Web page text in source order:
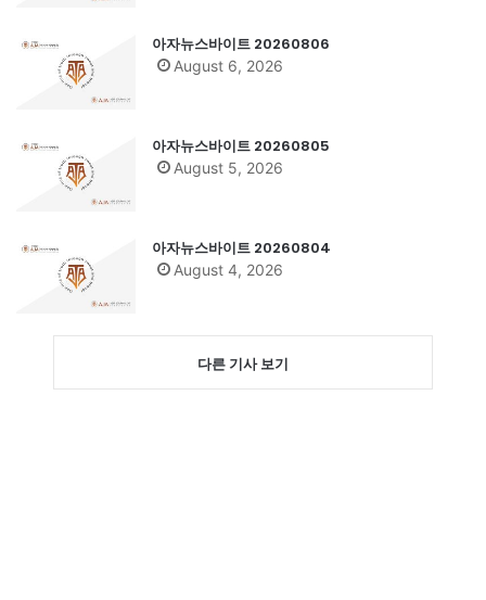
아자뉴스바이트 20260806
August 6, 2026
아자뉴스바이트 20260805
August 5, 2026
아자뉴스바이트 20260804
August 4, 2026
다른 기사 보기